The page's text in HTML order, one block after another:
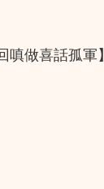
嗔做喜話孤軍】